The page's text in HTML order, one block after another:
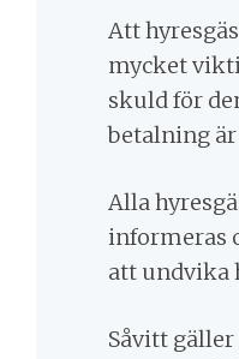
Att
mycket
skuld för
betalning
Alla
informeras
att undvika
Såvitt